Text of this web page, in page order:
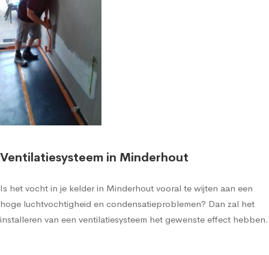
Ventilatiesysteem in Minderhout
Is het vocht in je kelder in Minderhout vooral te wijten aan een
hoge luchtvochtigheid en condensatieproblemen? Dan zal het
installeren van een ventilatiesysteem het gewenste effect hebben.